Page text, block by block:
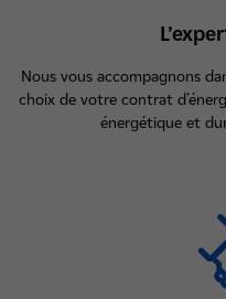
Nous vous accompagnons
choix de votre contrat
énergétique et